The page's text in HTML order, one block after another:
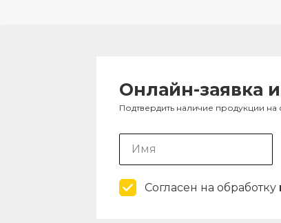
Онлайн-заявка
Подтвердить наличие продукции
Согласен на обработку